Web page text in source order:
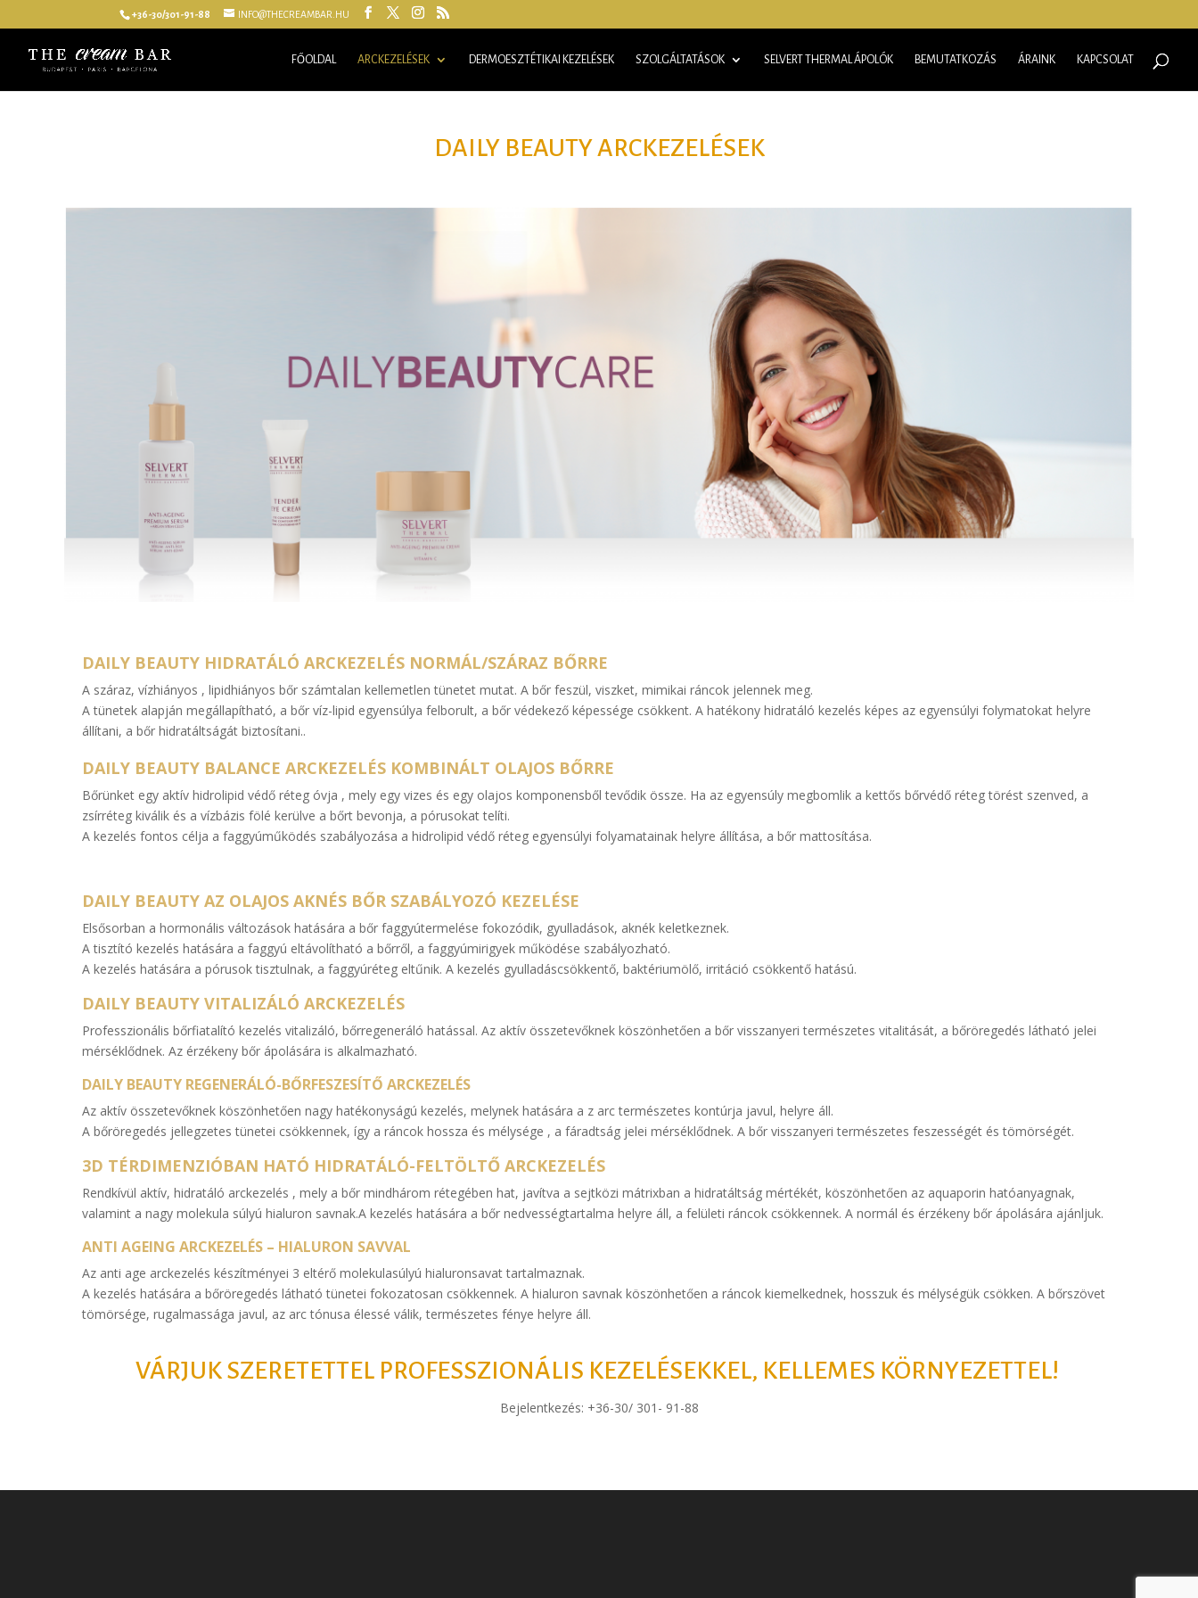
+36-30/301-91-88 INFO@THECREAMBAR.HU
FŐOLDAL ARCKEZELÉSEK DERMOESZTÉTIKAI KEZELÉSEK SZOLGÁLTATÁSOK SELVERT THERMAL ÁPOLÓK BEMUTATKOZÁS ÁRAINK KAPCSOLAT
DAILY BEAUTY ARCKEZELÉSEK
DAILY BEAUTY HIDRATÁLÓ ARCKEZELÉS NORMÁL/SZÁRAZ BŐRRE
A száraz, vízhiányos , lipidhiányos bőr számtalan kellemetlen tünetet mutat. A bőr feszül, viszket, mimikai ráncok jelennek meg.
A tünetek alapján megállapítható, a bőr víz-lipid egyensúlya felborult, a bőr védekező képessége csökkent. A hatékony hidratáló kezelés képes az egyensúlyi folymatokat helyre
állítani, a bőr hidratáltságát biztosítani..
DAILY BEAUTY BALANCE ARCKEZELÉS KOMBINÁLT OLAJOS BŐRRE
Bőrünket egy aktív hidrolipid védő réteg óvja , mely egy vizes és egy olajos komponensből tevődik össze. Ha az egyensúly megbomlik a kettős bőrvédő réteg törést szenved, a
zsírréteg kiválik és a vízbázis fölé kerülve a bőrt bevonja, a pórusokat telíti.
A kezelés fontos célja a faggyúműködés szabályozása a hidrolipid védő réteg egyensúlyi folyamatainak helyre állítása, a bőr mattosítása.
DAILY BEAUTY AZ OLAJOS AKNÉS BŐR SZABÁLYOZÓ KEZELÉSE
Elsősorban a hormonális változások hatására a bőr faggyútermelése fokozódik, gyulladások, aknék keletkeznek.
A tisztító kezelés hatására a faggyú eltávolítható a bőrről, a faggyúmirigyek működése szabályozható.
A kezelés hatására a pórusok tisztulnak, a faggyúréteg eltűnik. A kezelés gyulladáscsökkentő, baktériumölő, irritáció csökkentő hatású.
DAILY BEAUTY VITALIZÁLÓ ARCKEZELÉS
Professzionális bőrfiatalító kezelés vitalizáló, bőrregeneráló hatással. Az aktív összetevőknek köszönhetően a bőr visszanyeri természetes vitalitását, a bőröregedés látható jelei
mérséklődnek. Az érzékeny bőr ápolására is alkalmazható.
DAILY BEAUTY REGENERÁLÓ-BŐRFESZESÍTŐ ARCKEZELÉS
Az aktív összetevőknek köszönhetően nagy hatékonyságú kezelés, melynek hatására a z arc természetes kontúrja javul, helyre áll.
A bőröregedés jellegzetes tünetei csökkennek, így a ráncok hossza és mélysége , a fáradtság jelei mérséklődnek. A bőr visszanyeri természetes feszességét és tömörségét.
3D TÉRDIMENZIÓBAN HATÓ HIDRATÁLÓ-FELTÖLTŐ ARCKEZELÉS
Rendkívül aktív, hidratáló arckezelés , mely a bőr mindhárom rétegében hat, javítva a sejtközi mátrixban a hidratáltság mértékét, köszönhetően az aquaporin hatóanyagnak,
valamint a nagy molekula súlyú hialuron savnak.A kezelés hatására a bőr nedvességtartalma helyre áll, a felületi ráncok csökkennek. A normál és érzékeny bőr ápolására ajánljuk.
ANTI AGEING ARCKEZELÉS – HIALURON SAVVAL
Az anti age arckezelés készítményei 3 eltérő molekulasúlyú hialuronsavat tartalmaznak.
A kezelés hatására a bőröregedés látható tünetei fokozatosan csökkennek. A hialuron savnak köszönhetően a ráncok kiemelkednek, hosszuk és mélységük csökken. A bőrszövet
tömörsége, rugalmassága javul, az arc tónusa élessé válik, természetes fénye helyre áll.
VÁRJUK SZERETETTEL PROFESSZIONÁLIS KEZELÉSEKKEL, KELLEMES KÖRNYEZETTEL!
Bejelentkezés: +36-30/ 301- 91-88